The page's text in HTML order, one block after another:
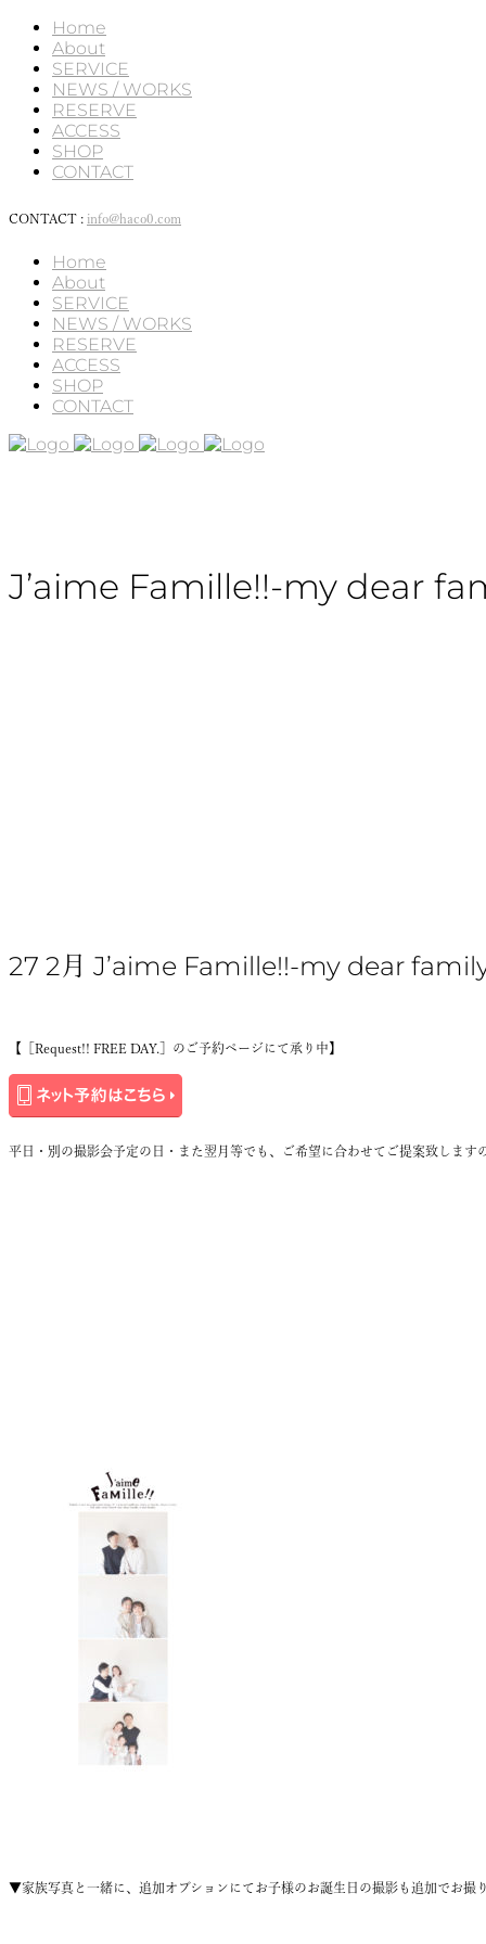
Home
About
SERVICE
NEWS / WORKS
RESERVE
ACCESS
SHOP
CONTACT
CONTACT : info@haco0.com
Home
About
SERVICE
NEWS / WORKS
RESERVE
ACCESS
SHOP
CONTACT
J’aime Famille!!-my dear
27 2月 J’aime Famille!!-my dear
【［ Request!! FREE DAY. ］のご予約ページにて承り中】
平日・別の撮影会予定の日・また翌月等でも、ご希望に合わせてご提案致します
▼家族写真と一緒に、追加オプションにてお子様のお誕生日の撮影も追加でお撮り